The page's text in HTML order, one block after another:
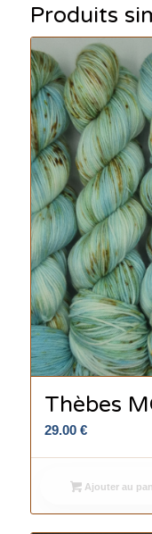
Produits
Thèbes
29.00 €
Ajouter au